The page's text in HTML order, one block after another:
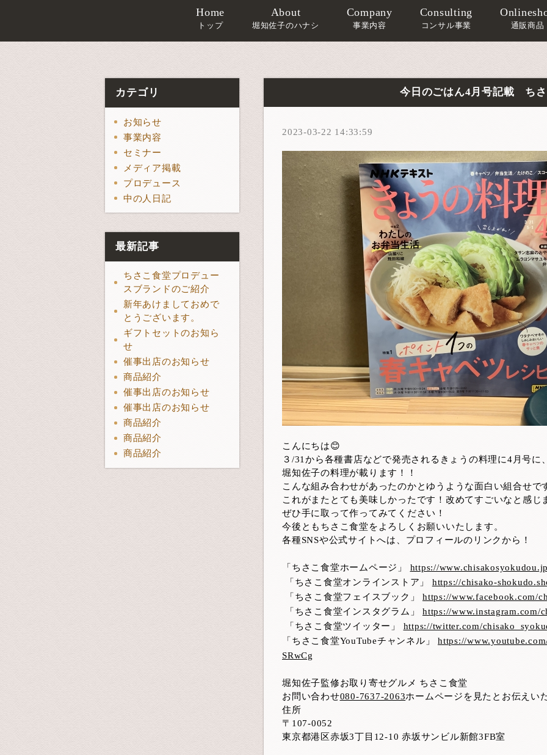
Home
トップ
About
堀知佐子のハナシ
Company
事業内容
Consulting
コンサル事業 通販商品
カテゴリ
お知らせ
事業内容
セミナー
メディア掲載
プロデュース
中の人日記
最新記事
ちさこ食堂プロデュー
スブランドのご紹介
新年あけましておめで
とうございます。
ギフトセットのお知ら
せ
催事出店のお知らせ
商品紹介
催事出店のお知らせ
催事出店のお知らせ
商品紹介
商品紹介
商品紹介
今日のごはん4月号記載 ち
2023-03-22 14:33:59
こんにちは😊
３/31から各種書店などで発売されるきょうの料理に4月号に
堀知佐子の料理が載ります！！
こんな組み合わせがあったのかとゆうような面白い組合せで
これがまたとても美味しかったです！改めてすごいなと感じ
ぜひ手に取って作ってみてください！
今後ともちさこ食堂をよろしくお願いいたします。
各種SNSや公式サイトへは、プロフィールのリンクから！
「ちさこ食堂ホームページ」
https://
「ちさこ食堂オンラインストア」
https://chisako-
「ちさこ食堂フェイスブック」
https://www.facebook.com/
「ちさこ食堂インスタグラム」
https://www.instagram.com/
「ちさこ食堂ツイッター」
https://twitter.com/
「ちさこ食堂YouTubeチャンネル」
https://
SRwCg
堀知佐子監修お取り寄せグルメ ちさこ食堂
お問い合わせ080-7637-2063ホームページを見たとお伝えい
住所
〒 107-0052
東京都港区赤坂3丁目 12-10 赤坂サンビル新館3FB室